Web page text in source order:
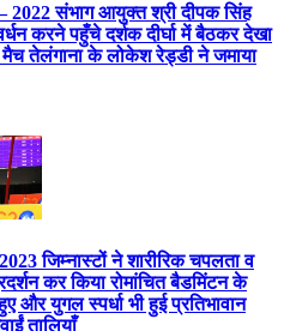
2022 संभाग आयुक्त श्री दीपक सिंह
करने पहुँचे दर्शक दीर्घा में बैठकर देखा
तेलंगाना के लोकेश रेड्डी ने जमाया
जिम्नास्टों ने शारीरिक चपलता व
कर किया रोमांचित बैडमिंटन के
और युगल स्पर्धा भी हुई प्रतिभावान
तालियाँ